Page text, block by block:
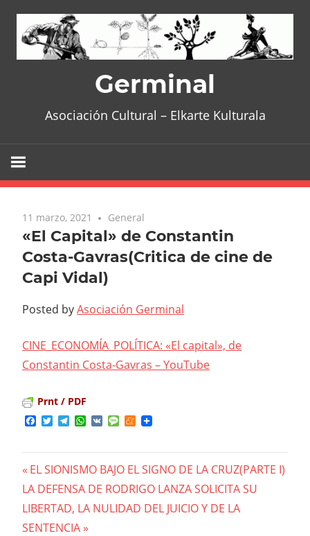
content
Germinal
Asociación Cultural – Elkarte Kulturala
11 marzo, 2021 General
«El Capital» de Constantin
Costa-Gavras(Critica de cine de
Capi Vidal)
Posted byAsociación Germinal
CINE_ECONOMÍA_POLÍTICA: «El capital», de
Constantin Costa-Gavras – YouTube
Prnt / PDF
Facebook
TwitterTelegram
WhatsApp
VK MessageMeneame
Navegación
de
Previous
Post:
EL SIONISMO BAJO EL SIGNO DE LA CRUZ(PARTE I)
Next
Post:
LA DEFENSA DE RODRIGO LANZA SOLICITA SU
LIBERTAD, LA NULIDAD DEL JUICIO Y DE LA
SENTENCIA